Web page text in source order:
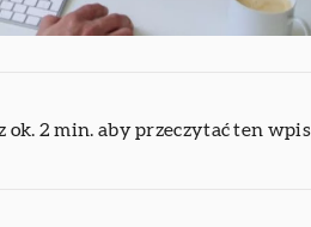
ok. 2 min. aby przeczytać ten wpis